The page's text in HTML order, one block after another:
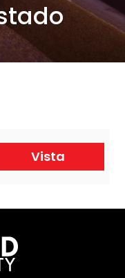
Vista